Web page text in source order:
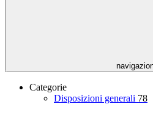
Categorie
Disposizioni generali 78